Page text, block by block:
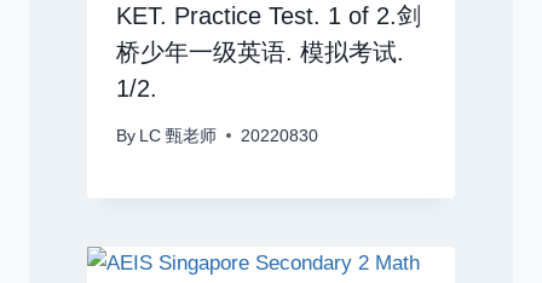
KET. Practice Test. 1 of 2.剑
桥少年一级英语. 模拟考试.
1/2.
By LC 甄老师 20220830